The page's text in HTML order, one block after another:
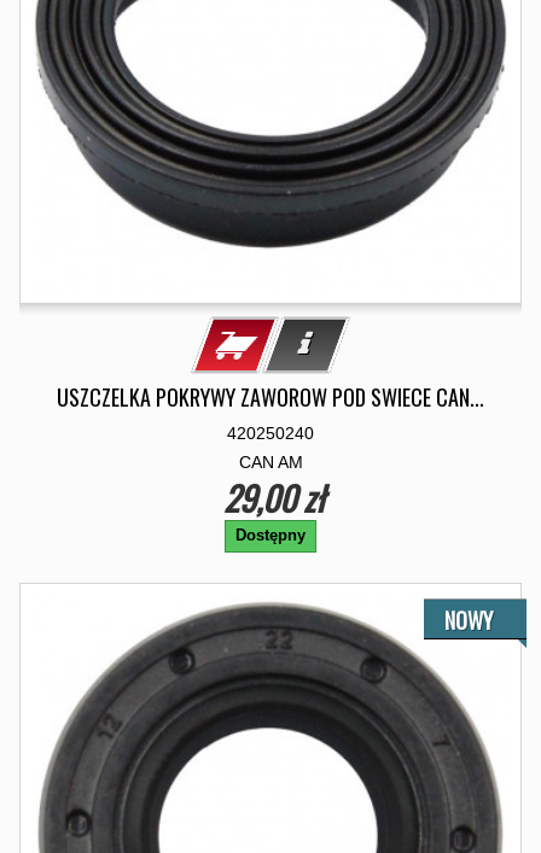
USZCZELKA POKRYWY ZAWOROW POD SWIECE CAN...
420250240
CAN AM
29,00 zł
Dostępny
NOWY